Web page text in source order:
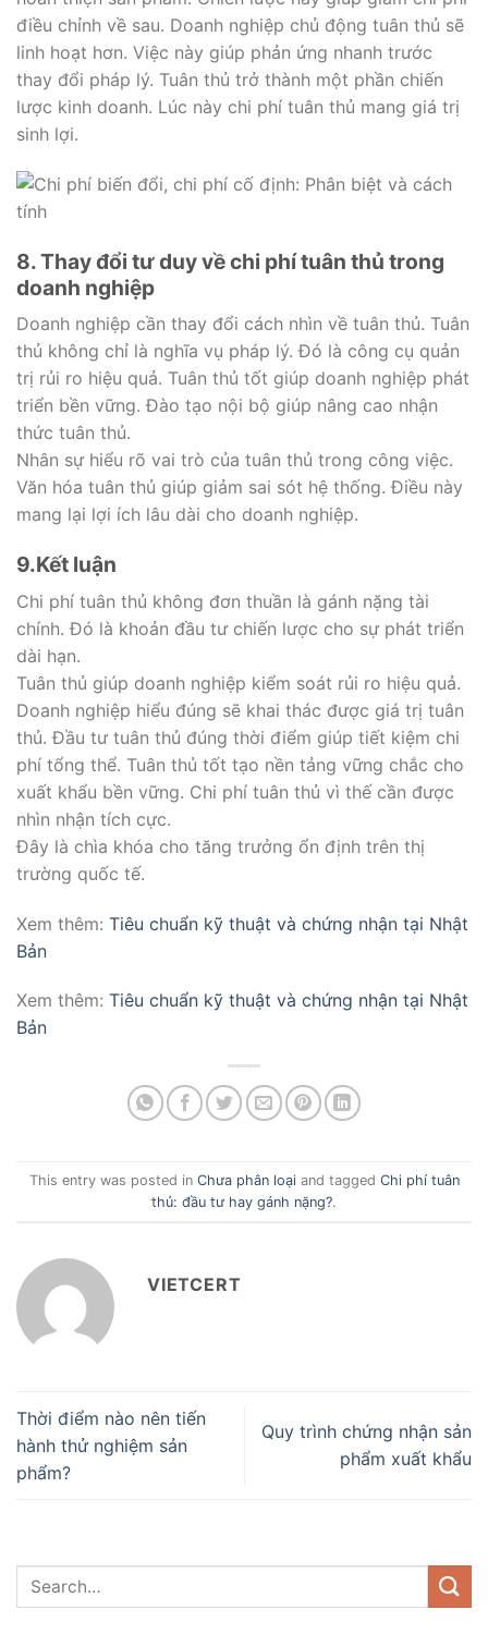
điều chỉnh về sau. Doanh nghiệp chủ động tuân thủ sẽ
linh hoạt hơn. Việc này giúp phản ứng nhanh trước
thay đổi pháp lý. Tuân thủ trở thành một phần chiến
lược kinh doanh. Lúc này chi phí tuân thủ mang giá trị
sinh lợi.
8. Thay đổi tư duy về chi phí tuân thủ trong
doanh nghiệp
Doanh nghiệp cần thay đổi cách nhìn về tuân thủ. Tuân
thủ không chỉ là nghĩa vụ pháp lý. Đó là công cụ quản
trị rủi ro hiệu quả. Tuân thủ tốt giúp doanh nghiệp phát
triển bền vững. Đào tạo nội bộ giúp nâng cao nhận
thức tuân thủ.
Nhân sự hiểu rõ vai trò của tuân thủ trong công việc.
Văn hóa tuân thủ giúp giảm sai sót hệ thống. Điều này
mang lại lợi ích lâu dài cho doanh nghiệp.
9.Kết luận
Chi phí tuân thủ không đơn thuần là gánh nặng tài
chính. Đó là khoản đầu tư chiến lược cho sự phát triển
dài hạn.
Tuân thủ giúp doanh nghiệp kiểm soát rủi ro hiệu quả.
Doanh nghiệp hiểu đúng sẽ khai thác được giá trị tuân
thủ. Đầu tư tuân thủ đúng thời điểm giúp tiết kiệm chi
phí tổng thể. Tuân thủ tốt tạo nền tảng vững chắc cho
xuất khẩu bền vững. Chi phí tuân thủ vì thế cần được
nhìn nhận tích cực.
Đây là chìa khóa cho tăng trưởng ổn định trên thị
trường quốc tế.
Xem thêm: Tiêu chuẩn kỹ thuật và chứng nhận tại Nhật
Bản
Xem thêm: Tiêu chuẩn kỹ thuật và chứng nhận tại Nhật
Bản
This entry was posted in Chưa phân loạiand tagged Chi phí tuân
thủ: đầu tư hay gánh nặng?.
VIETCERT
Thời điểm nào nên tiến
hành thử nghiệm sản
phẩm?
Quy trình chứng nhận sản
phẩm xuất khẩu